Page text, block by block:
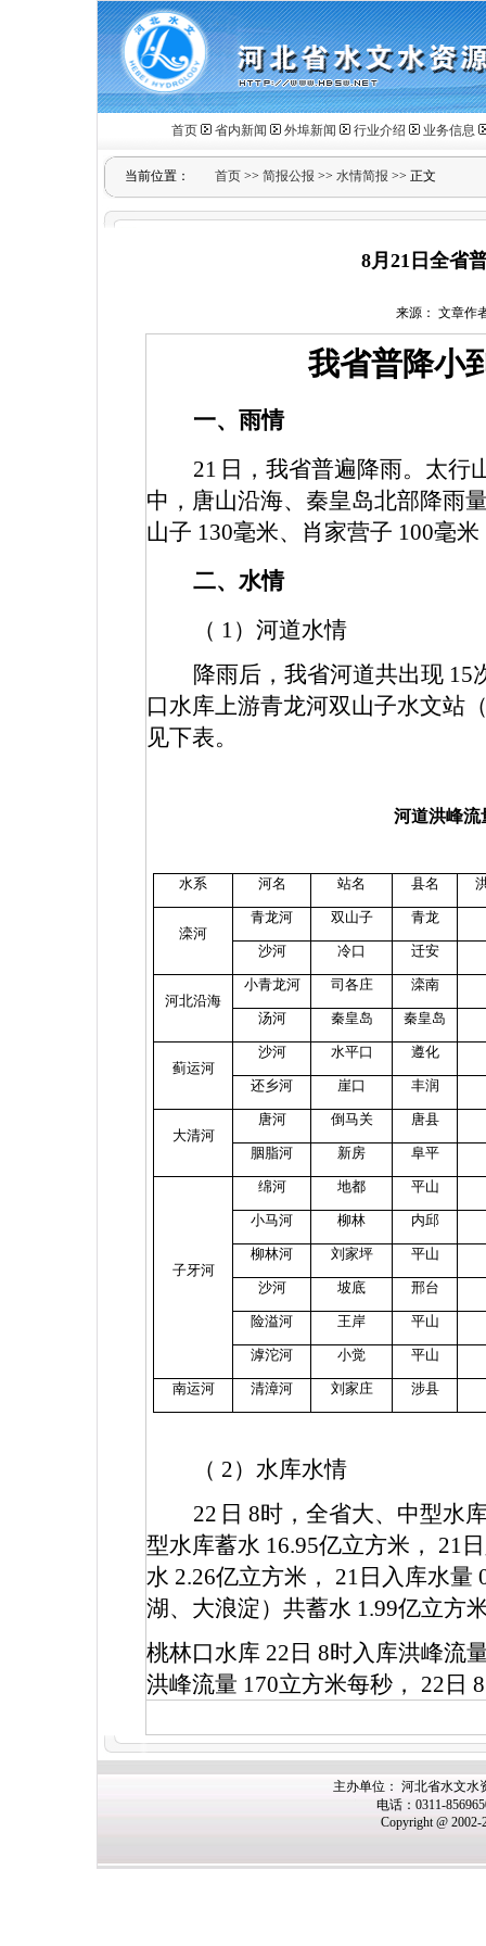
首页 省内新闻 外埠新闻 行业介绍 业务信息
当前位置： 首页 >> 简报公报 >> 水情简报 >> 正文
8月21日全省
来源： 文章作
我省普降小
一、雨情
21 日，我省普遍降雨。太行
中，唐山沿海、秦皇岛北部降雨
山子 130毫米、肖家营子 100毫
二、水情
（ 1）河道水情
降雨后，我省河道共出现 15
口水库上游青龙河双山子水文站
见下表。
河道洪峰流
水系 河名 站名 县名
滦河
青龙河 双山子 青龙
沙河 冷口 迁安
河北沿海
小青龙河 司各庄 滦南
汤河 秦皇岛 秦皇岛
蓟运河
沙河 水平口 遵化
还乡河 崖口 丰润
大清河
唐河 倒马关 唐县
胭脂河 新房 阜平
子牙河
绵河 地都 平山
小马河 柳林 内邱
柳林河 刘家坪 平山
沙河 坡底 邢台
险溢河 王岸 平山
滹沱河 小觉 平山
南运河 清漳河 刘家庄 涉县
（ 2）水库水情
22 日 8时，全省大、中型水
型水库蓄水 16.95亿立方米， 21
水 2.26亿立方米， 21 日入库水量
湖、大浪淀）共蓄水 1.99亿立方
桃林口水库 22 日 8时入库洪峰流
洪峰流量 170立方米每秒， 22 日 8
主办单位： 河北省水文水
电话：0311-
Copyright @ 2002-